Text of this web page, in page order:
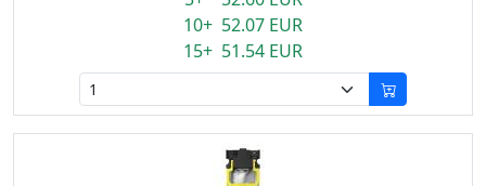
10+ 52.07 EUR
15+ 51.54 EUR